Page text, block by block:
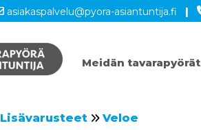
asiakaspalvelu@pyora-asiantuntija.fi |
Meidän tavarapyörät
Lisävarusteet Veloe